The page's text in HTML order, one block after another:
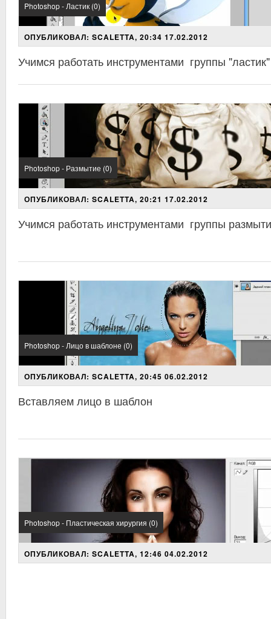
Photoshop - Ластик (0)
ОПУБЛИКОВАЛ: SCALETTA, 20:34 17.02.2012
Учимся работать инструментами группы "ластик"
Photoshop - Размытие (0)
ОПУБЛИКОВАЛ: SCALETTA, 20:21 17.02.2012
Учимся работать инструментами группы
Photoshop - Лицо в шаблоне (0)
ОПУБЛИКОВАЛ: SCALETTA, 20:45 06.02.2012
Вставляем лицо в шаблон
Photoshop - Пластическая хирургия (0)
ОПУБЛИКОВАЛ: SCALETTA, 12:46 04.02.2012